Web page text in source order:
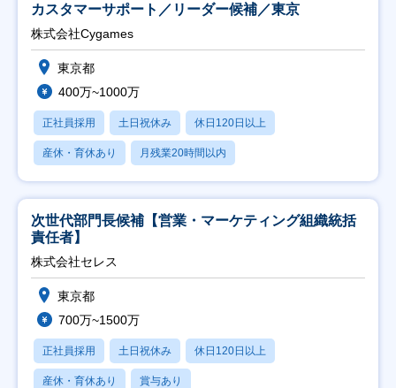
カスタマーサポート／リーダー候補／東京
株式会社Cygames
東京都
400万~1000万
正社員採用 土日祝休み 休日120日以上
産休・育休あり 月残業20時間以内
次世代部門長候補【営業・マーケティング組織統括
責任者】
株式会社セレス
東京都
700万~1500万
正社員採用 土日祝休み 休日120日以上
産休・育休あり 賞与あり